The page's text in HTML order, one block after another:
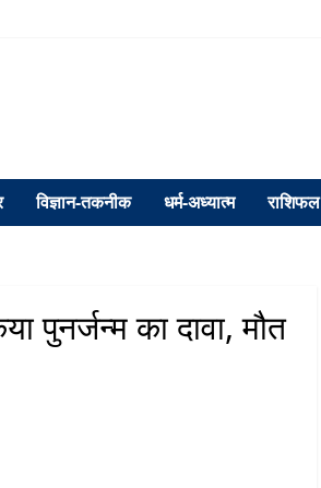
विज्ञान-तकनीक धर्म-अध्यात्म राशिफल
पुनर्जन्म का दावा, मौत